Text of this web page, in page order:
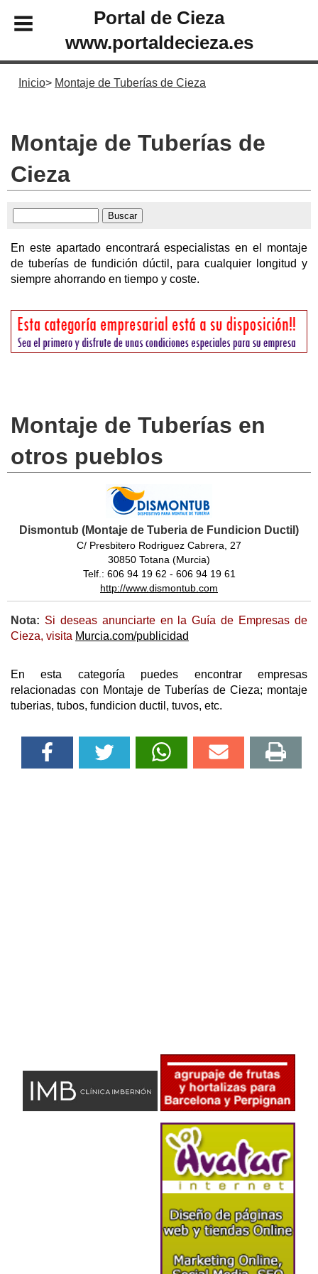
Portal de Cieza
www.portaldecieza.es
Inicio Montaje de Tuberías de Cieza
Montaje de Tuberías de
Cieza
En este apartado encontrará especialistas en el montaje
de tuberías de fundición dúctil, para cualquier longitud y
siempre ahorrando en tiempo y coste.
Montaje de Tuberías en
otros pueblos
Dismontub (Montaje de Tuberia de Fundicion Ductil)
C/ Presbitero Rodriguez Cabrera, 27
30850 Totana (Murcia)
Telf.: 606 94 19 62 - 606 94 19 61
http://www.dismontub.com
Nota: Si deseas anunciarte en la Guía de Empresas de
Cieza, visita Murcia.com/publicidad
En esta categoría puedes encontrar empresas
relacionadas con Montaje de Tuberías de Cieza; montaje
tuberias, tubos, fundicion ductil, tuvos, etc.